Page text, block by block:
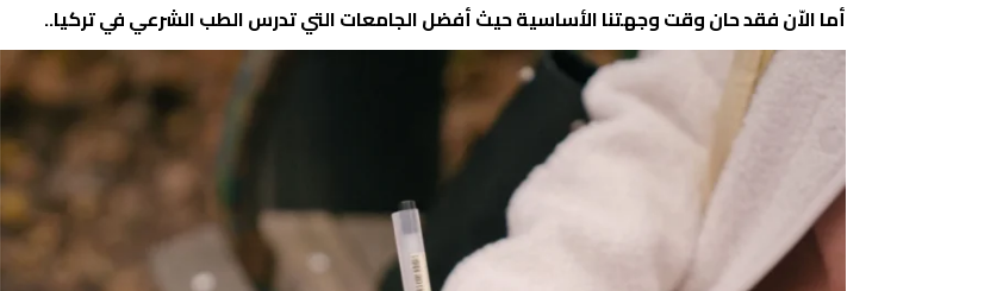
أما الاّن فقد حان وقت وجهتنا الأساسية حيث أفضل الجامعات التي تدرس الطب الشرعي في تركيا..